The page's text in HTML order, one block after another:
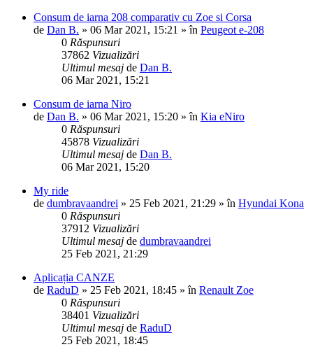
Consum de iarna 208 comparativ cu Zoe si Corsa
de Dan B. » 06 Mar 2021, 15:21 » în Peugeot e-208
0 Răspunsuri
37862 Vizualizări
Ultimul mesaj de Dan B.
06 Mar 2021, 15:21
Consum de iarna Niro
de Dan B. » 06 Mar 2021, 15:20 » în Kia eNiro
0 Răspunsuri
45878 Vizualizări
Ultimul mesaj de Dan B.
06 Mar 2021, 15:20
My ride
de dumbravaandrei » 25 Feb 2021, 21:29 » în Hyundai Kona
0 Răspunsuri
37912 Vizualizări
Ultimul mesaj de dumbravaandrei
25 Feb 2021, 21:29
Aplicația CANZE
de RaduD » 25 Feb 2021, 18:45 » în Renault Zoe
0 Răspunsuri
38401 Vizualizări
Ultimul mesaj de RaduD
25 Feb 2021, 18:45